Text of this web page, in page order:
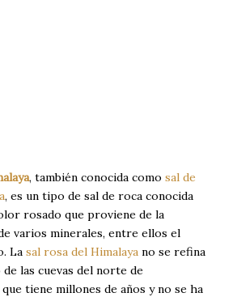
, también conocida como sal de
, es un tipo de sal de roca conocida
rosado que proviene de la
varios minerales, entre ellos el
La sal rosa del Himalaya no se refina
las cuevas del norte de
tiene millones de años y no se ha